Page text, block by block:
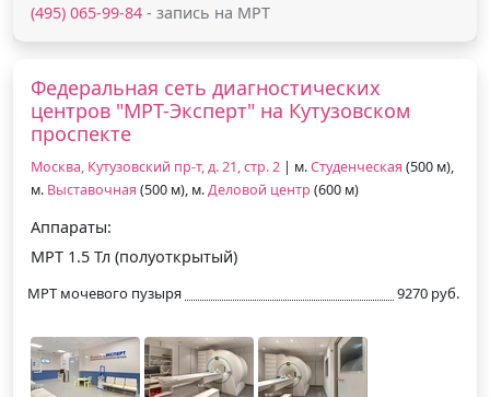
(495) 065-99-84 - запись на МРТ
Федеральная сеть диагностических
центров "МРТ-Эксперт" на Кутузовском
проспекте
Москва, Кутузовский пр-т, д. 21, стр. 2 | м.Студенческая (500 м),
м. Выставочная (500 м), м.Деловой центр (600 м)
Аппараты:
МРТ 1.5 Тл (полуоткрытый)
МРТ мочевого пузыря 9270 руб.